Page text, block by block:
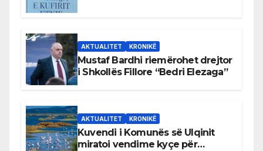
AKTUALITET KRONIKË
Mustaf Bardhi riemërohet drejtor
i Shkollës Fillore “Bedri Elezaga”
AKTUALITET KRONIKË
Kuvendi i Komunës së Ulqinit
miratoi vendime kyçe për